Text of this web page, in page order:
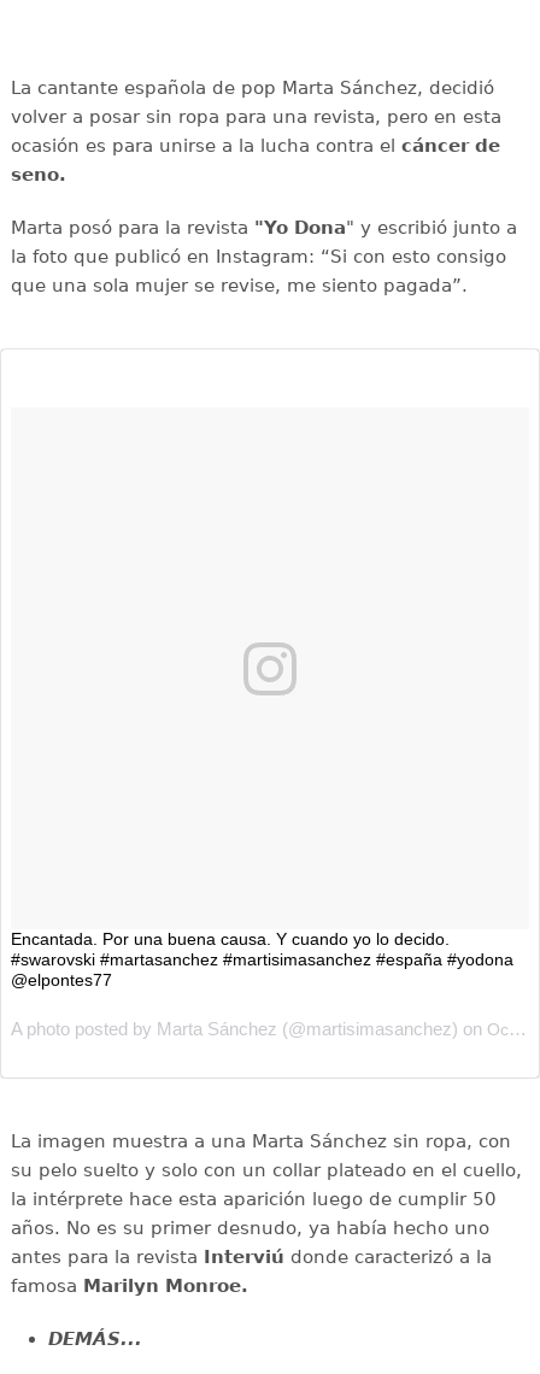
La cantante española de pop Marta Sánchez, decidió
volver a posar sin ropa para una revista, pero en esta
ocasión es para unirse a la lucha contra el cáncer de
seno.
Marta posó para la revista "Yo Dona" y escribió junto a
la foto que publicó en Instagram: “Si con esto consigo
que una sola mujer se revise, me siento pagada”.
Encantada. Por una buena causa. Y cuando yo lo decido.
#swarovski #martasanchez #martisimasanchez #españa #yodona
@elpontes77
A photo posted by Marta Sánchez (@martisimasanchez) on Oct 13, 2016 at 1:25pm PDT
La imagen muestra a una Marta Sánchez sin ropa, con
su pelo suelto y solo con un collar plateado en el cuello,
la intérprete hace esta aparición luego de cumplir 50
años. No es su primer desnudo, ya había hecho uno
antes para la revista
Interviú donde caracterizó a la
famosa Marilyn Monroe.
DEMÁS...